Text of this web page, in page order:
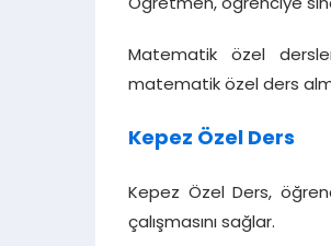
Öğretmen, öğrenciye
Matematik özel
matematik özel ders
Kepez Özel Ders
Kepez Özel Ders,
çalışmasını sağlar.